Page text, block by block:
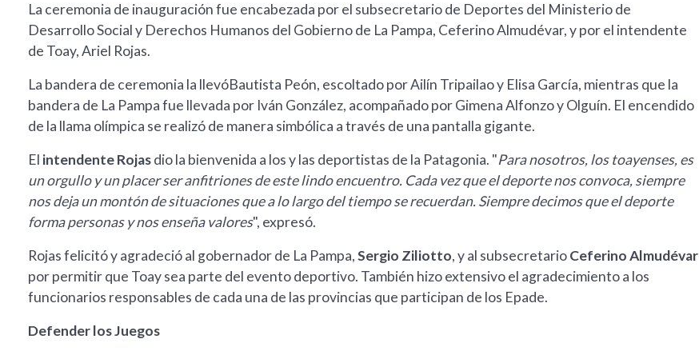
La ceremonia de inauguración fue encabezada por el subsecretario de Deportes del Ministerio de
Desarrollo Social y Derechos Humanos del Gobierno de La Pampa, Ceferino Almudévar, y por el intendente
de Toay, Ariel Rojas.
La bandera de ceremonia la llevóBautista Peón, escoltado por Ailín Tripailao y Elisa García, mientras que la
bandera de La Pampa fue llevada por Iván González, acompañado por Gimena Alfonzo y Olguín. El encendido
de la llama olímpica se realizó de manera simbólica a través de una pantalla gigante.
El intendente Rojasdio la bienvenida a los y las deportistas de la Patagonia. "Para nosotros, los toayenses, es
un orgullo y un placer ser anfitriones de este lindo encuentro. Cada vez que el deporte nos convoca, siempre
nos deja un montón de situaciones que a lo largo del tiempo se recuerdan. Siempre decimos que el deporte
forma personas y nos enseña valores", expresó.
Rojas felicitó y agradeció al gobernador de La Pampa,Sergio Ziliotto, y al subsecretarioCeferino Almudévar
por permitir que Toay sea parte del evento deportivo. También hizo extensivo el agradecimiento a los
funcionarios responsables de cada una de las provincias que participan de los Epade.
Defender los Juegos